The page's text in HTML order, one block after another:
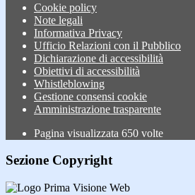
Cookie policy
Note legali
Informativa Privacy
Ufficio Relazioni con il Pubblico
Dichiarazione di accessibilità
Obiettivi di accessibilità
Whistleblowing
Gestione consensi cookie
Amministrazione trasparente
Pagina visualizzata 650 volte
Sezione Copyright